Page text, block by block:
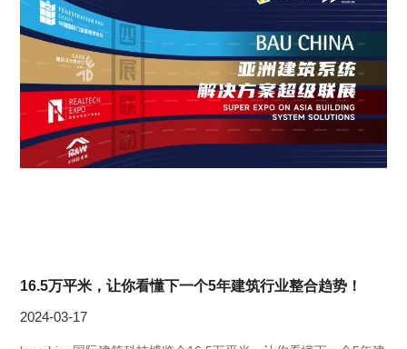
16.5万平米，让你看懂下一个5年建筑行业整合趋势！
2024-03-17